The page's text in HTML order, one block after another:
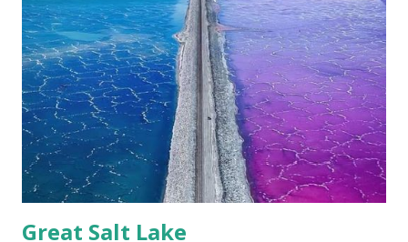
Great Salt Lake